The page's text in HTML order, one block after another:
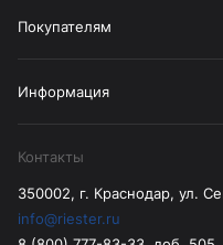
Покупателям
Информация
Контакты
350002, г. Краснодар, ул.
info@riester.ru